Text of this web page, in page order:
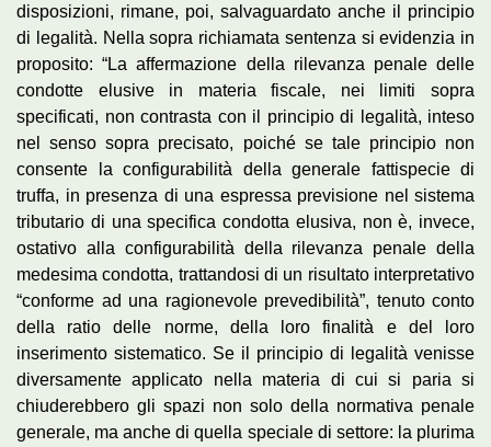
disposizioni, rimane, poi, salvaguardato anche il principio
di legalità. Nella sopra richiamata sentenza si evidenzia in
proposito: “La affermazione della rilevanza penale delle
condotte elusive in materia fiscale, nei limiti sopra
specificati, non contrasta con il principio di legalità, inteso
nel senso sopra precisato, poiché se tale principio non
consente la configurabilità della generale fattispecie di
truffa, in presenza di una espressa previsione nel sistema
tributario di una specifica condotta elusiva, non è, invece,
ostativo alla configurabilità della rilevanza penale della
medesima condotta, trattandosi di un risultato interpretativo
“conforme ad una ragionevole prevedibilità”, tenuto conto
della ratio delle norme, della loro finalità e del loro
inserimento sistematico. Se il principio di legalità venisse
diversamente applicato nella materia di cui si paria si
chiuderebbero gli spazi non solo della normativa penale
generale, ma anche di quella speciale di settore: la plurima